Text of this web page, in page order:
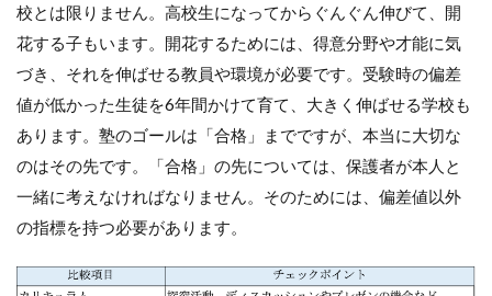
校とは限りません。高校生になってからぐんぐん伸びて、開
花する子もいます。開花するためには、得意分野や才能に気
づき、それを伸ばせる教員や環境が必要です。受験時の偏差
値が低かった生徒を6年間かけて育て、大きく伸ばせる学校も
あります。塾のゴールは「合格」までですが、本当に大切な
のはその先です。「合格」の先については、保護者が本人と
一緒に考えなければなりません。そのためには、偏差値以外
の指標を持つ必要があります。